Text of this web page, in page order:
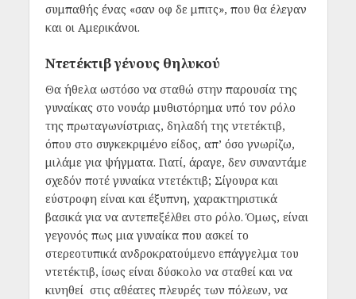
συμπαθής ένας «σαν οφ δε μπιτς», που θα έλεγαν
και οι Αμερικάνοι.
Ντετέκτιβ γένους θηλυκού
Θα ήθελα ωστόσο να σταθώ στην παρουσία της
γυναίκας στο νουάρ μυθιστόρημα υπό τον ρόλο
της πρωταγωνίστριας, δηλαδή της ντετέκτιβ,
όπου στο συγκεκριμένο είδος, απ’ όσο γνωρίζω,
μιλάμε για ψήγματα. Γιατί, άραγε, δεν συναντάμε
σχεδόν ποτέ γυναίκα ντετέκτιβ; Σίγουρα και
εύστροφη είναι και έξυπνη, χαρακτηριστικά
βασικά για να αντεπεξέλθει στο ρόλο. Όμως, είναι
γεγονός πως μια γυναίκα που ασκεί το
στερεοτυπικά ανδροκρατούμενο επάγγελμα του
ντετέκτιβ, ίσως είναι δύσκολο να σταθεί και να
κινηθεί στις αθέατες πλευρές των πόλεων, να